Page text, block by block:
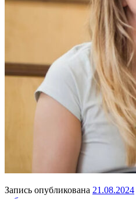
Запись опубликована 21.08.2024